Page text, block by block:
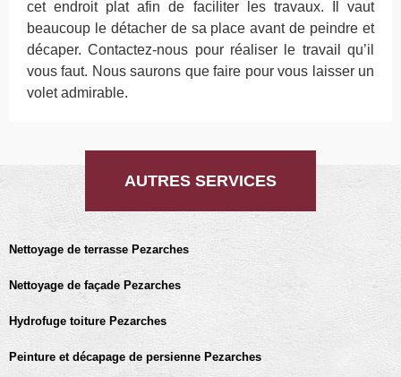
cet endroit plat afin de faciliter les travaux. Il vaut
beaucoup le détacher de sa place avant de peindre et
décaper. Contactez-nous pour réaliser le travail qu’il
vous faut. Nous saurons que faire pour vous laisser un
volet admirable.
AUTRES SERVICES
Nettoyage de terrasse Pezarches
Nettoyage de façade Pezarches
Hydrofuge toiture Pezarches
Peinture et décapage de persienne Pezarches